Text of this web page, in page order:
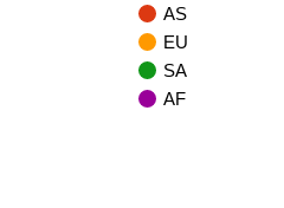
AS
EU
SA
AF